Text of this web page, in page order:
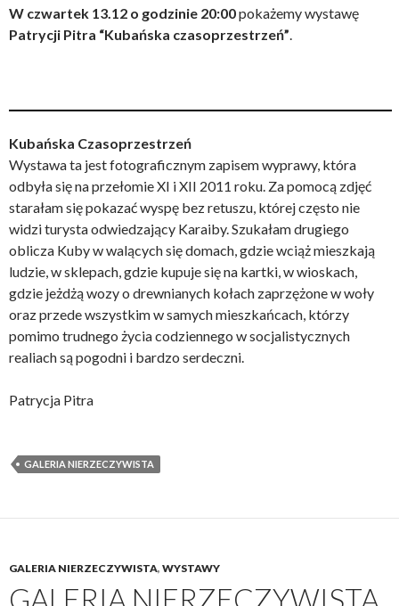
W czwartek 13.12 o godzinie 20:00pokażemy wystawę
Patrycji Pitra “Kubańska czasoprzestrzeń”
Kubańska Czasoprzestrzeń
Wystawa ta jest fotograficznym zapisem wyprawy, która
odbyła się na przełomie XI i XII 2011 roku. Za pomocą zdjęć
starałam się pokazać wyspę bez retuszu, której często nie
widzi turysta odwiedzający Karaiby. Szukałam drugiego
oblicza Kuby w walących się domach, gdzie wciąż mieszkają
ludzie, w sklepach, gdzie kupuje się na kartki, w wioskach,
gdzie jeżdżą wozy o drewnianych kołach zaprzężone w woły
oraz przede wszystkim w samych mieszkańcach, którzy
pomimo trudnego życia codziennego w socjalistycznych
realiach są pogodni i bardzo serdeczni.
Patrycja Pitra
GALERIA NIERZECZYWISTA
GALERIA NIERZECZYWISTA, WYSTAWY
GALERIA NIERZECZYWISTA